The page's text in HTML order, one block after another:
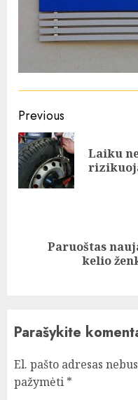
Continue
Reading
Previous
Laiku
Paruoštas
kelio
Parašykite
El. pašto adresas
pažymėti *